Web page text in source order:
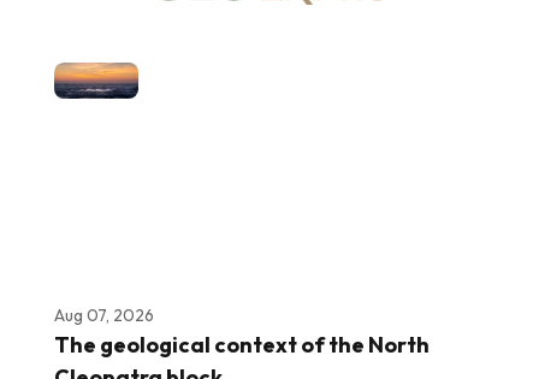
Aug 07, 2026
The geological context of the North